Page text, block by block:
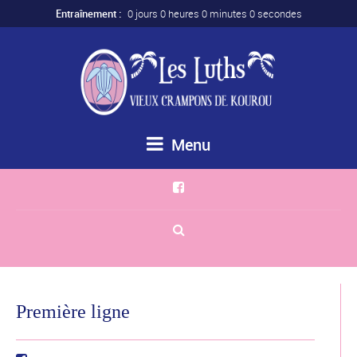
Entraînement : 0 jours 0 heures 0 minutes 0 secondes
Menu
Première ligne